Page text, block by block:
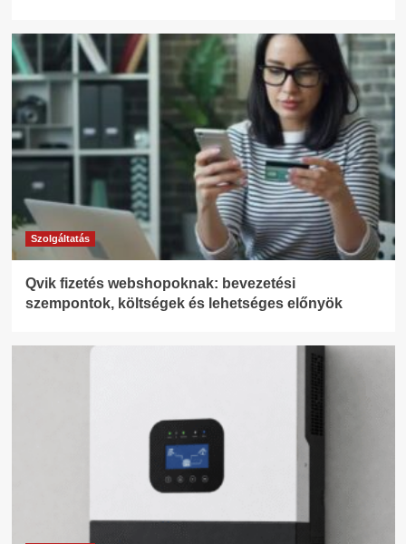
Szolgáltatás
Qvik fizetés webshopoknak: bevezetési
szempontok, költségek és lehetséges előnyök